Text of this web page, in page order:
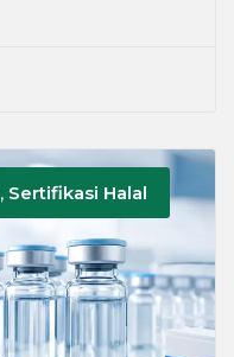
, Sertifikasi Halal